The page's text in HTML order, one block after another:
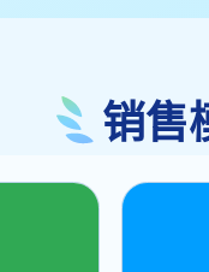
销售